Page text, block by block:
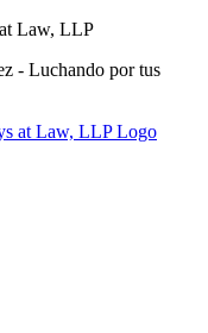
Law, LLP
- Luchando por tus